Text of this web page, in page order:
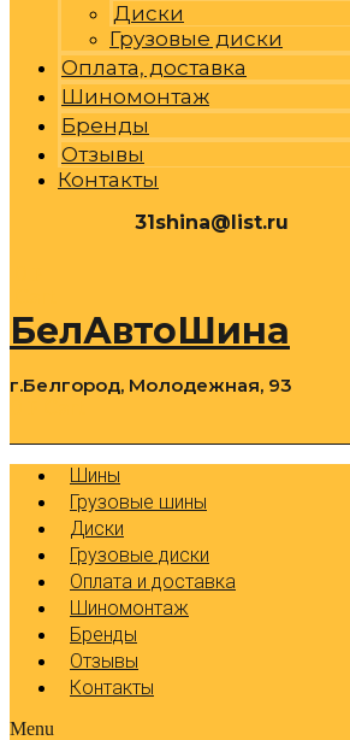
Диски
Грузовые диски
Оплата, доставка
Шиномонтаж
Бренды
Отзывы
Контакты
31shina@list.ru
БелАвтоШина
г.Белгород, Молодежная, 93
Шины
Грузовые шины
Диски
Грузовые диски
Оплата и доставка
Шиномонтаж
Бренды
Отзывы
Контакты
Menu